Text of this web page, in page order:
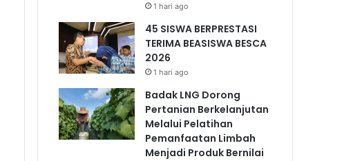
1 hari ago
45 SISWA BERPRESTASI
TERIMA BEASISWA BESCA
2026
1 hari ago
Badak LNG Dorong
Pertanian Berkelanjutan
Melalui Pelatihan
Pemanfaatan Limbah
Menjadi Produk Bernilai